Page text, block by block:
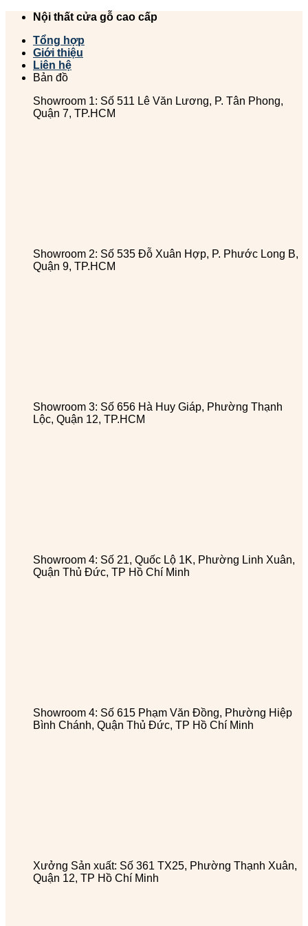
Chuyển
dung
Nội thất cửa gỗ cao cấp
Tổng hợp
Giới thiệu
Liên hệ
Bản đồ
Showroom 1: Số 511 Lê Văn Lương, P. Tân Phong,
Quận 7, TP.HCM
Showroom 2: Số 535 Đỗ Xuân Hợp, P. Phước Long B,
Quận 9, TP.HCM
Showroom 3: Số 656 Hà Huy Giáp, Phường Thạnh
Lộc, Quận 12, TP.HCM
Showroom 4: Số 21, Quốc Lộ 1K, Phường Linh Xuân,
Quận Thủ Đức, TP Hồ Chí Minh
Showroom 4: Số 615 Phạm Văn Đồng, Phường Hiệp
Bình Chánh, Quận Thủ Đức, TP Hồ Chí Minh
Xưởng Sản xuất: Số 361 TX25, Phường Thạnh Xuân,
Quận 12, TP Hồ Chí Minh